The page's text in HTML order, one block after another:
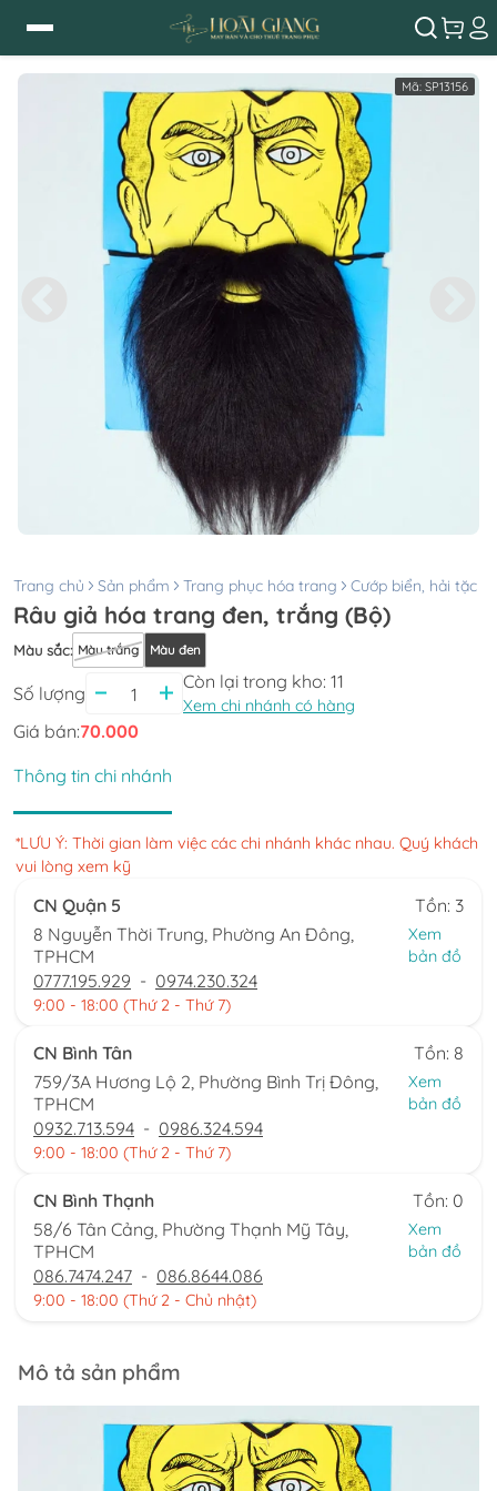
Mã: SP13156
Trang chủ Sản phẩm Trang phục hóa trang Cướp biển, hải tặc
Râu giả hóa trang đen, trắng (Bộ)
Màu sắc: Màu trắng Màu đen
Số lượng
Còn lại trong kho: 11
Xem chi nhánh có hàng
Giá bán:70.000
Thông tin chi nhánh
*LƯU Ý: Thời gian làm việc các chi nhánh khác nhau. Quý khách
vui lòng xem kỹ
CN Quận 5
Tồn: 3
8 Nguyễn Thời Trung, Phường An Đông,
TPHCM
Xem
bản đồ
0777.195.929 - 0974.230.324
9:00 - 18:00 (Thứ 2 - Thứ 7)
CN Bình Tân
Tồn: 8
759/3A Hương Lộ 2, Phường Bình Trị Đông,
TPHCM
Xem
bản đồ
0932.713.594 - 0986.324.594
9:00 - 18:00 (Thứ 2 - Thứ 7)
CN Bình Thạnh
Tồn: 0
58/6 Tân Cảng, Phường Thạnh Mỹ Tây,
TPHCM
Xem
bản đồ
086.7474.247 - 086.8644.086
9:00 - 18:00 (Thứ 2 - Chủ nhật)
Mô tả sản phẩm